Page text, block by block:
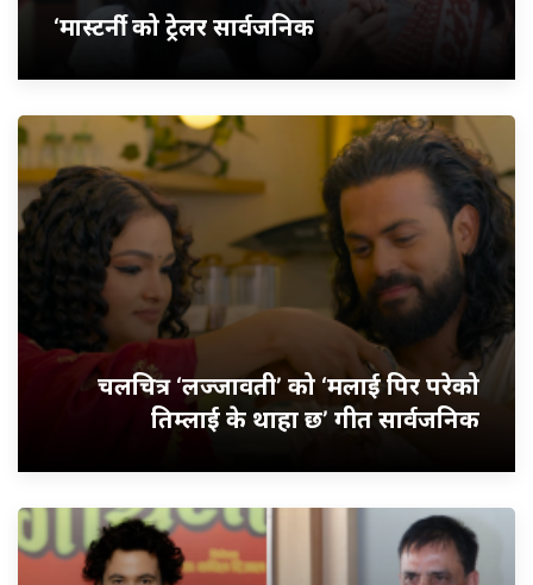
‘मास्टर्नी’ को ट्रेलर सार्वजनिक
चलचित्र ‘लज्जावती’ को ‘मलाई पिर परेको
तिम्लाई के थाहा छ’ गीत सार्वजनिक